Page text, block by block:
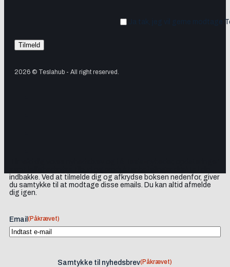
Ja tak, jeg vil gerne modtage
2026 © Teslahub - All right reserved.
indbakke. Ved at tilmelde dig og afkrydse boksen nedenfor, giver
du samtykke til at modtage disse emails. Du kan altid afmelde
dig igen.
Email (Påkrævet)
Samtykke til nyhedsbrev(Påkrævet)